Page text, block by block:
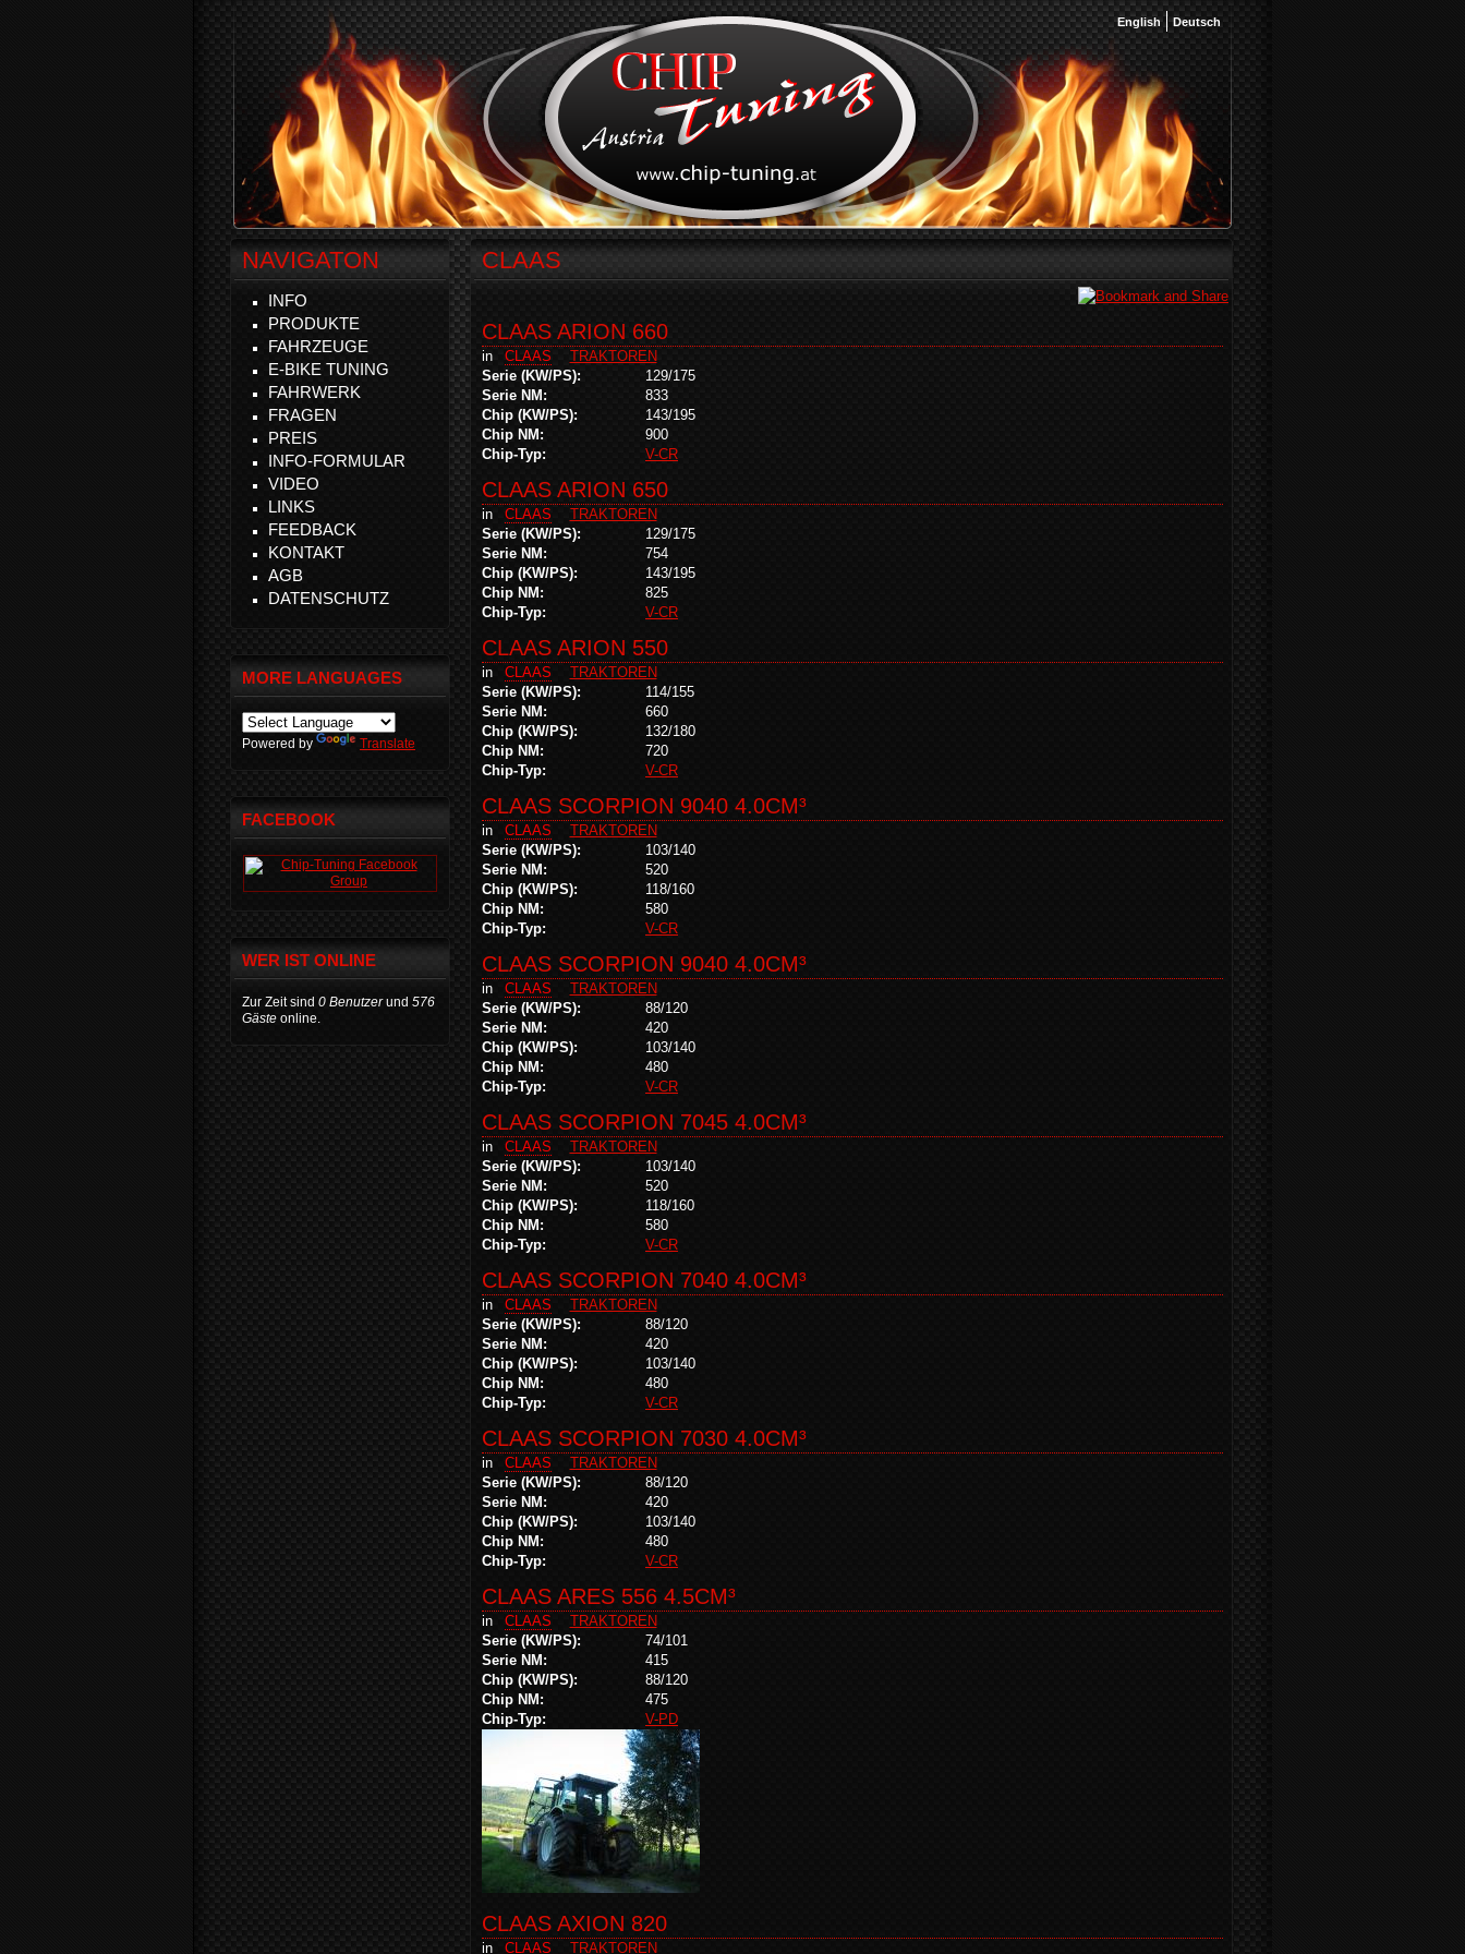
English Deutsch
CLAAS
CLAAS ARION 660
in CLAAS
TRAKTOREN
Serie (KW/PS):
129/175
Serie NM:
833
Chip (KW/PS):
143/195
Chip NM:
900
Chip-Typ:
V-CR
CLAAS ARION 650
in CLAAS
TRAKTOREN
Serie (KW/PS):
129/175
Serie NM:
754
Chip (KW/PS):
143/195
Chip NM:
825
Chip-Typ:
V-CR
CLAAS ARION 550
in CLAAS
TRAKTOREN
Serie (KW/PS):
114/155
Serie NM:
660
Chip (KW/PS):
132/180
Chip NM:
720
Chip-Typ:
V-CR
CLAAS SCORPION 9040 4.0CM³
in CLAAS
TRAKTOREN
Serie (KW/PS):
103/140
Serie NM:
520
Chip (KW/PS):
118/160
Chip NM:
580
Chip-Typ:
V-CR
CLAAS SCORPION 9040 4.0CM³
in CLAAS
TRAKTOREN
Serie (KW/PS):
88/120
Serie NM:
420
Chip (KW/PS):
103/140
Chip NM:
480
Chip-Typ:
V-CR
CLAAS SCORPION 7045 4.0CM³
in CLAAS
TRAKTOREN
Serie (KW/PS):
103/140
Serie NM:
520
Chip (KW/PS):
118/160
Chip NM:
580
Chip-Typ:
V-CR
CLAAS SCORPION 7040 4.0CM³
in CLAAS
TRAKTOREN
Serie (KW/PS):
88/120
Serie NM:
420
Chip (KW/PS):
103/140
Chip NM:
480
Chip-Typ:
V-CR
CLAAS SCORPION 7030 4.0CM³
in CLAAS
TRAKTOREN
Serie (KW/PS):
88/120
Serie NM:
420
Chip (KW/PS):
103/140
Chip NM:
480
Chip-Typ:
V-CR
CLAAS ARES 556 4.5CM³
in CLAAS
TRAKTOREN
Serie (KW/PS):
74/101
Serie NM:
415
Chip (KW/PS):
88/120
Chip NM:
475
Chip-Typ:
V-PD
CLAAS AXION 820
in CLAAS TRAKTOREN
NAVIGATON
INFO
PRODUKTE
FAHRZEUGE
E-BIKE TUNING
FAHRWERK
FRAGEN
PREIS
INFO-FORMULAR
VIDEO
LINKS
FEEDBACK
KONTAKT
AGB
DATENSCHUTZ
MORE LANGUAGES
Powered by Translate
FACEBOOK
WER IST ONLINE
Zur Zeit sind 0 Benutzerund 576
Gäste online.